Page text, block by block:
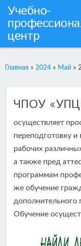
Учебно-
центр
Главная » 2024 » Май »
ЧПОУ
осуществляет
переподготовку
рабочих
а также пред
программам
же обучение
дополнительного
Обучение